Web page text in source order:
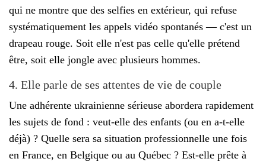
qui ne montre que des selfies en extérieur, qui refuse
systématiquement les appels vidéo spontanés — c'est un
drapeau rouge. Soit elle n'est pas celle qu'elle prétend
être, soit elle jongle avec plusieurs hommes.
4. Elle parle de ses attentes de vie de couple
Une adhérente ukrainienne sérieuse abordera rapidement
les sujets de fond : veut-elle des enfants (ou en a-t-elle
déjà) ? Quelle sera sa situation professionnelle une fois
en France, en Belgique ou au Québec ? Est-elle prête à